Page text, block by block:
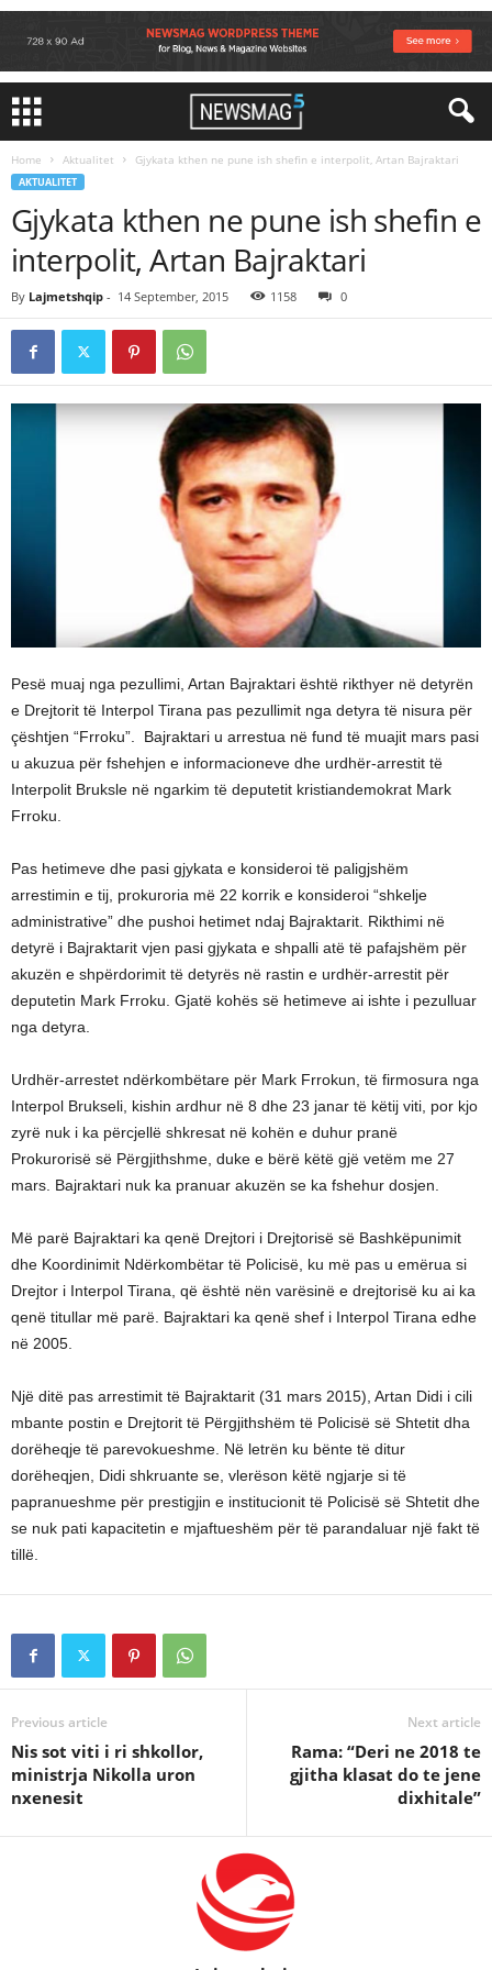
Home Aktualitet Gjykata kthen ne pune ish shefin e interpolit, Artan Bajraktari
AKTUALITET
Gjykata kthen ne pune ish shefin e
interpolit, Artan Bajraktari
By Lajmetshqip - 14 September, 2015 1158 0
Pesë muaj nga pezullimi, Artan Bajraktari është rikthyer në detyrën
e Drejtorit të Interpol Tirana pas pezullimit nga detyra të nisura për
çështjen “Frroku”. Bajraktari u arrestua në fund të muajit mars pasi
u akuzua për fshehjen e informacioneve dhe urdhër-arrestit të
Interpolit Bruksle në ngarkim të deputetit kristiandemokrat Mark
Frroku.
Pas hetimeve dhe pasi gjykata e konsideroi të paligjshëm
arrestimin e tij, prokuroria më 22 korrik e konsideroi “shkelje
administrative” dhe pushoi hetimet ndaj Bajraktarit. Rikthimi në
detyrë i Bajraktarit vjen pasi gjykata e shpalli atë të pafajshëm për
akuzën e shpërdorimit të detyrës në rastin e urdhër-arrestit për
deputetin Mark Frroku. Gjatë kohës së hetimeve ai ishte i pezulluar
nga detyra.
Urdhër-arrestet ndërkombëtare për Mark Frrokun, të firmosura nga
Interpol Brukseli, kishin ardhur në 8 dhe 23 janar të këtij viti, por kjo
zyrë nuk i ka përcjellë shkresat në kohën e duhur pranë
Prokurorisë së Përgjithshme, duke e bërë këtë gjë vetëm me 27
mars. Bajraktari nuk ka pranuar akuzën se ka fshehur dosjen.
Më parë Bajraktari ka qenë Drejtori i Drejtorisë së Bashkëpunimit
dhe Koordinimit Ndërkombëtar të Policisë, ku më pas u emërua si
Drejtor i Interpol Tirana, që është nën varësinë e drejtorisë ku ai ka
qenë titullar më parë. Bajraktari ka qenë shef i Interpol Tirana edhe
në 2005.
Një ditë pas arrestimit të Bajraktarit (31 mars 2015), Artan Didi i cili
mbante postin e Drejtorit të Përgjithshëm të Policisë së Shtetit dha
dorëheqje të parevokueshme. Në letrën ku bënte të ditur
dorëheqjen, Didi shkruante se, vlerëson këtë ngjarje si të
papranueshme për prestigjin e institucionit të Policisë së Shtetit dhe
se nuk pati kapacitetin e mjaftueshëm për të parandaluar një fakt të
tillë.
Previous article
Nis sot viti i ri shkollor,
ministrja Nikolla uron
nxenesit
Next article
Rama: “Deri ne 2018 te
gjitha klasat do te jene
dixhitale”